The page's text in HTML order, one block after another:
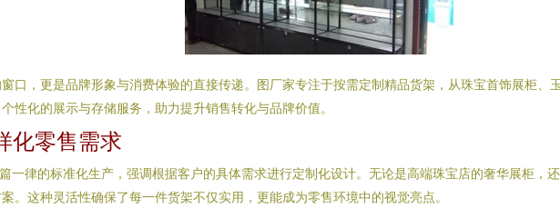
口，更是品牌形象与消费体验的直接传递。图厂家专注于按需定制精品货架，从珠宝首饰展柜、
性化的展示与存储服务，助力提升销售转化与品牌价值。
化零售需求
一律的标准化生产，强调根据客户的具体需求进行定制化设计。无论是高端珠宝店的奢华展柜，
。这种灵活性确保了每一件货架不仅实用，更能成为零售环境中的视觉亮点。